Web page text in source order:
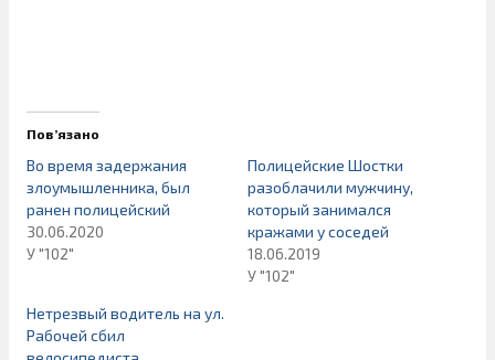
Пов’язано
Во время задержания
злоумышленника, был
ранен полицейский
30.06.2020
У "102"
Полицейские Шостки
разоблачили мужчину,
который занимался
кражами у соседей
18.06.2019
У "102"
Нетрезвый водитель на ул.
Рабочей сбил